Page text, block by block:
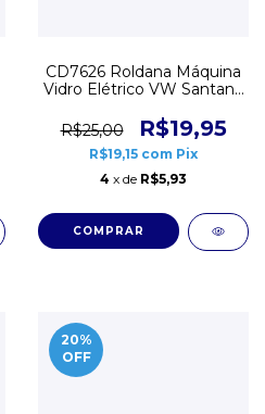
CD7626 Roldana Máquina
Vidro Elétrico VW Santana
R$25,00
R$19,95
R$19,15 com Pix
4 x de R$5,93
20%
OFF